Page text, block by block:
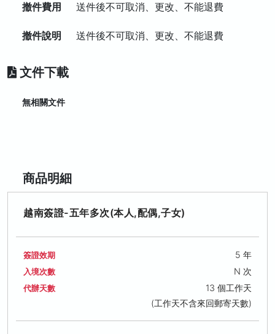
撤件費用 送件後不可取消、更改、不能退費
撤件說明 送件後不可取消、更改、不能退費
文件下載
無相關文件
商品明細
越南簽證-五年多次(本人,配偶,子女)
簽證效期 5 年
入境次數 N 次
代辦天數
13 個工作天
(工作天不含來回郵寄天數)